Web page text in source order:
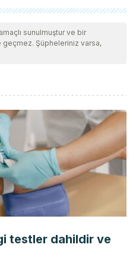
güvenilirliklerini,
için ekibimiz
Bu makalenin bibliyografisi
M. S. (2015).
of Mental Health: Second
B978-0-12-397045-
se produce? | Clínica de la
2018.
soluciones-y-
que-es-la-ansiedad-
Bipolar Disorder. In
Second Edition
sunulmuştur ve bir
Şüpheleriniz varsa,
testler dahildir ve